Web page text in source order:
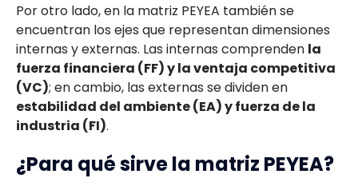
Por otro lado, en la matriz PEYEA también se
encuentran los ejes que representan dimensiones
internas y externas. Las internas comprenden la
fuerza financiera (FF) y la ventaja competitiva
(VC); en cambio, las externas se dividen en
estabilidad del ambiente (EA) y fuerza de la
industria (FI).
¿Para qué sirve la matriz PEYEA?